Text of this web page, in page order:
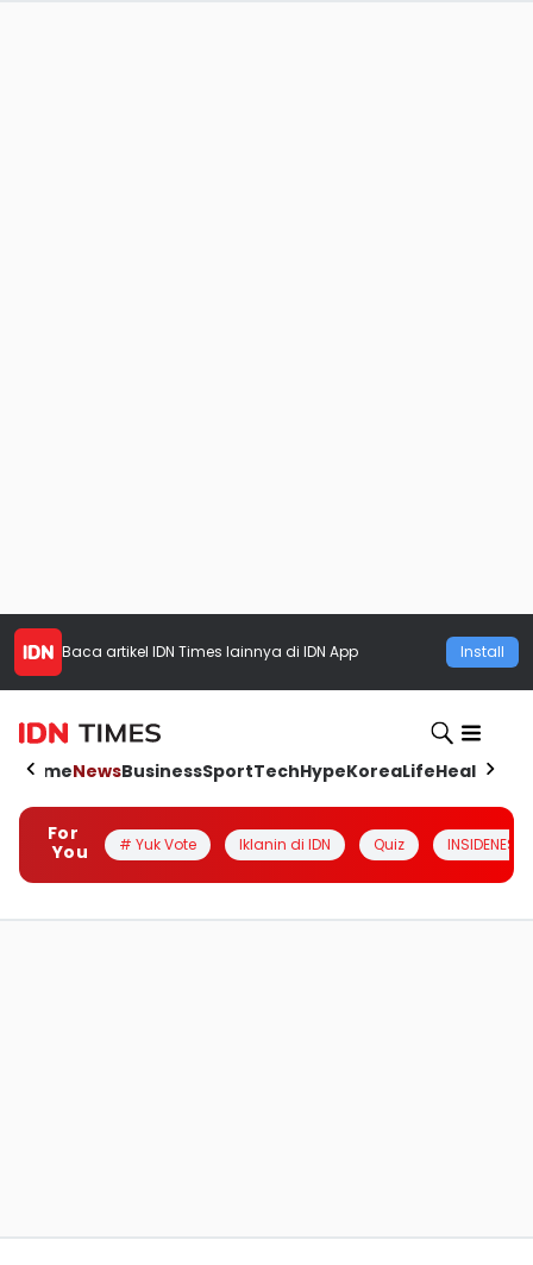
Baca artikel IDN Times lainnya di IDN App Install
HomeNewsBusinessSportTechHypeKoreaLifeHealth
For
You
# Yuk Vote Iklanin di IDN Quiz INSIDENESIA